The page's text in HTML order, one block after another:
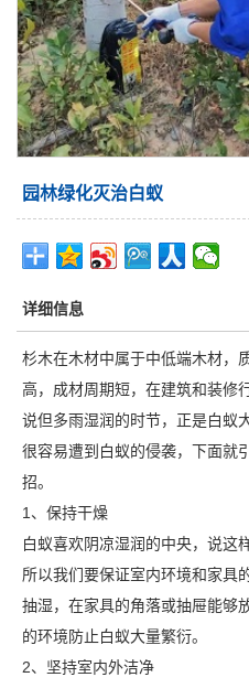
园林绿化灭治白蚁
详细信息
杉木在木材中属于中低端木材，
高，成材周期短，在建筑和装修
说但多雨湿润的时节，正是白蚁
很容易遭到白蚁的侵袭，下面就
招。
1、保持干燥
白蚁喜欢阴凉湿润的中央，说这
所以我们要保证室内环境和家具
抽湿，在家具的角落或抽屉能够
的环境防止白蚁大量繁衍。
2、坚持室内外洁净